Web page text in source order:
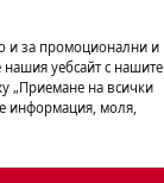
и за промоционални и
уебсайт с нашите
„Приемане на всички
информация, моля,